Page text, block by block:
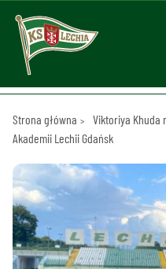
Strona główna
Viktoriya Khuda
Akademii Lechii Gdańsk